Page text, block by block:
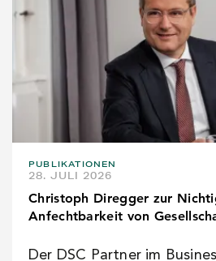
PUBLIKATIONEN
28. JULI 2026
Christoph Diregger zur
Anfechtbarkeit von
Der DSC Partner im